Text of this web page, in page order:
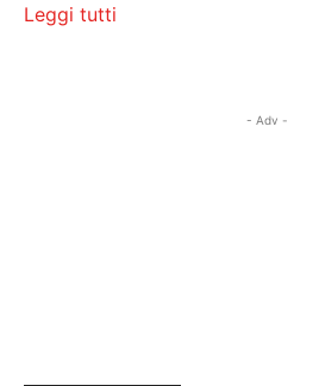
Leggi tutti
- Adv -